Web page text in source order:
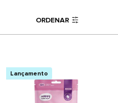
ORDENAR
Lançamento